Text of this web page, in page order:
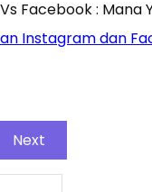
Instagram dan
Next